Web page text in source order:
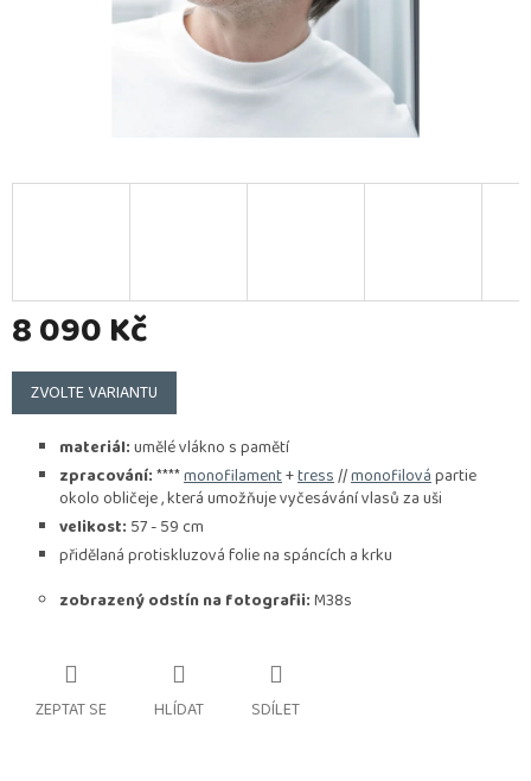
8 090 Kč
Měrná
cena:
ZVOLTE VARIANTU
materiál:umělé vlákno s pamětí
zpracování:****monofilament+tress//monofilovápartie
okolo obličeje , která umožňuje vyčesávání vlasů za uši
velikost: 57 - 59 cm
přidělaná protiskluzová folie na spáncích a krku
zobrazený odstín na fotografii:M38s
ZEPTAT SE HLÍDAT SDÍLET